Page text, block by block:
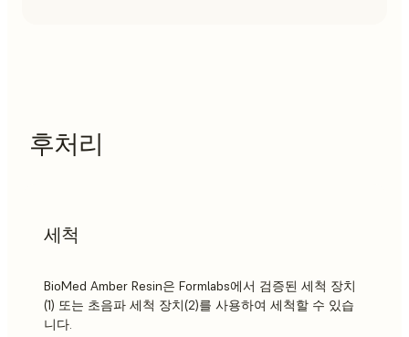
후처리
세척
BioMed Amber Resin은 Formlabs에서 검증된 세척 장치
(1) 또는 초음파 세척 장치(2)를 사용하여 세척할 수 있습
니다.